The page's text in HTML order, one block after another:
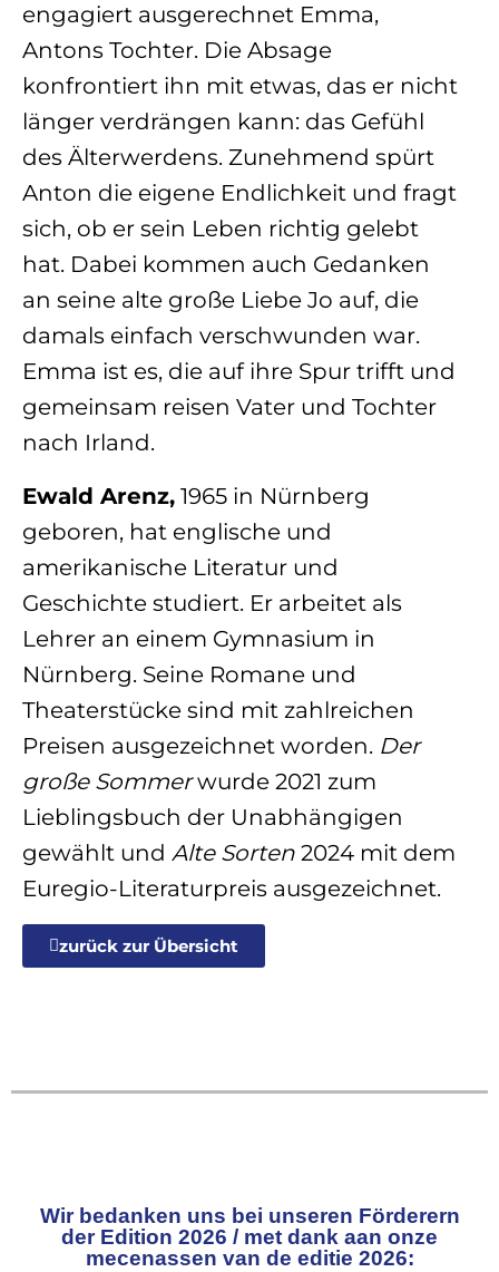
engagiert ausgerechnet Emma,
Antons Tochter. Die Absage
konfrontiert ihn mit etwas, das er nicht
länger verdrängen kann: das Gefühl
des Älterwerdens. Zunehmend spürt
Anton die eigene Endlichkeit und fragt
sich, ob er sein Leben richtig gelebt
hat. Dabei kommen auch Gedanken
an seine alte große Liebe Jo auf, die
damals einfach verschwunden war.
Emma ist es, die auf ihre Spur trifft und
gemeinsam reisen Vater und Tochter
nach Irland.
Ewald Arenz, 1965 in Nürnberg
geboren, hat englische und
amerikanische Literatur und
Geschichte studiert. Er arbeitet als
Lehrer an einem Gymnasium in
Nürnberg. Seine Romane und
Theaterstücke sind mit zahlreichen
Preisen ausgezeichnet worden. Der
große Sommerwurde 2021 zum
Lieblingsbuch der Unabhängigen
gewählt und Alte Sorten 2024 mit dem
Euregio-Literaturpreis ausgezeichnet.
zurück zur Übersicht
Wir bedanken uns bei unseren Förderern
der Edition 2026 / met dank aan onze
mecenassen van de editie 2026: